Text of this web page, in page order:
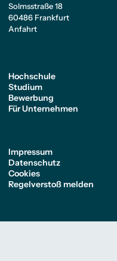
Solmsstraße 18
60486 Frankfurt
Anfahrt
Hochschule
Studium
Bewerbung
Für Unternehmen
Impressum
Datenschutz
Cookies
Regelverstoß melden